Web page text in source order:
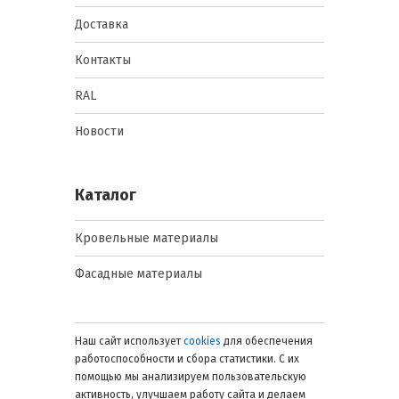
скатными крышами.
Прямоугольное (или квадратное)
сечение.Чаще имеет выраженный
архитектурный, дизайнерский
возможен застой воды и скопление
магистрали системы. Желоб
обеспечивает ее вертикальный
отвод. Диаметр (например, 125/100,
где 125 мм — желоб, 100 мм —
труба) напрямую влияет на
Функциональные и переходные
элементы. Воронка связывает
желоб с трубой, колена позволяют
обогнуть карнизный свес или
архитектурный элемент,
Доставка
Контакты
RAL
Новости
Каталог
Кровельные материалы
Фасадные материалы
Наш сайт использует cookies для обеспечения
работоспособности и сбора статистики. С их
помощью мы анализируем пользовательскую
активность, улучшаем работу сайта и делаем